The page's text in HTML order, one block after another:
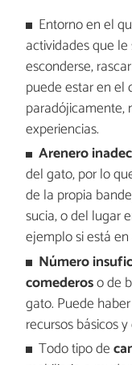
Entorno en el
actividades que
esconderse,
puede estar en el
paradójicamente,
experiencias.
Arenero
del gato, por lo
de la propia
sucia, o del lugar
ejemplo si está
Número
comederoso de
gato. Puede
recursos básicos
Todo tipo de